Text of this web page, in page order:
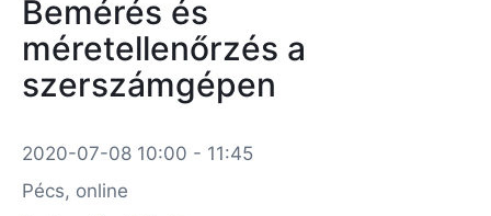
Bemérés és
méretellenőrzés a
szerszámgépen
2020-07-08 10:00 - 11:45
Pécs, online